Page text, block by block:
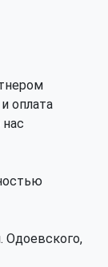
оплата
Одоевского,